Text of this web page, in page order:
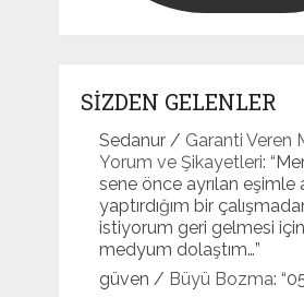
SİZDEN GELENLER
Sedanur/ Garanti Veren
Yorum ve Şikayetleri: “
sene önce ayrılan eşimle
yaptırdığım bir
istiyorum geri gelmesi
medyum dolaştım…”
güven / Büyü Bozma: “